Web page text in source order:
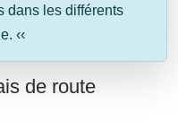
dans les différents
‹‹
de route